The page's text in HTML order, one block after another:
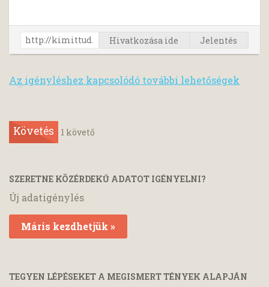
Hivatkozása ide Jelentés
Az igényléshez kapcsolódó további lehetőségek
Követés 1 követő
SZERETNE KÖZÉRDEKŰ ADATOT IGÉNYELNI?
Új adatigénylés
Máris kezdhetjük »
TEGYEN LÉPÉSEKET A MEGISMERT TÉNYEK ALAPJÁN